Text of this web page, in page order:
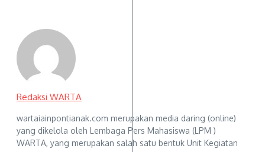
Redaksi WARTA
wartaiainpontianak.com merupakan media daring (online)
yang dikelola oleh Lembaga Pers Mahasiswa (LPM )
WARTA, yang merupakan salah satu bentuk Unit Kegiatan